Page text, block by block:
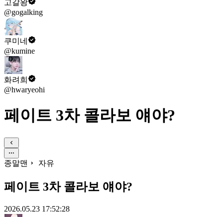
고갈왕
@gogalking
쿠미네
@kumine
화려희
@hwaryeohi
페이트 3차 콜라보 얘야?
종말맨 자유
페이트 3차 콜라보 얘야?
2026.05.23 17:52:28